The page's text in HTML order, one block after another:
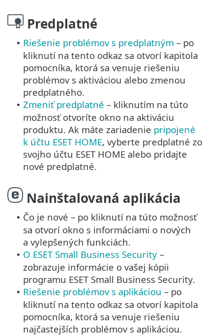
Predplatné
• Riešenie problémov s predplatným – po
kliknutí na tento odkaz sa otvorí kapitola
pomocníka, ktorá sa venuje riešeniu
problémov s aktiváciou alebo zmenou
predplatného.
• Zmeniť predplatné – kliknutím na túto
možnosť otvoríte okno na aktiváciu
produktu. Ak máte zariadenie pripojené
k účtu ESET HOME, vyberte predplatné zo
svojho účtu ESET HOME alebo pridajte
nové predplatné.
Nainštalovaná aplikácia
• Čo je nové – po kliknutí na túto možnosť
sa otvorí okno s informáciami o nových
a vylepšených funkciách.
• O ESET Small Business Security –
zobrazuje informácie o vašej kópii
programu ESET Small Business Security.
• Riešenie problémov s aplikáciou – po
kliknutí na tento odkaz sa otvorí kapitola
pomocníka, ktorá sa venuje riešeniu
najčastejších problémov s aplikáciou.